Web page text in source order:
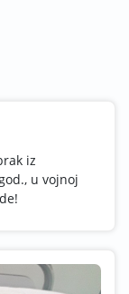
iz
u vojnoj